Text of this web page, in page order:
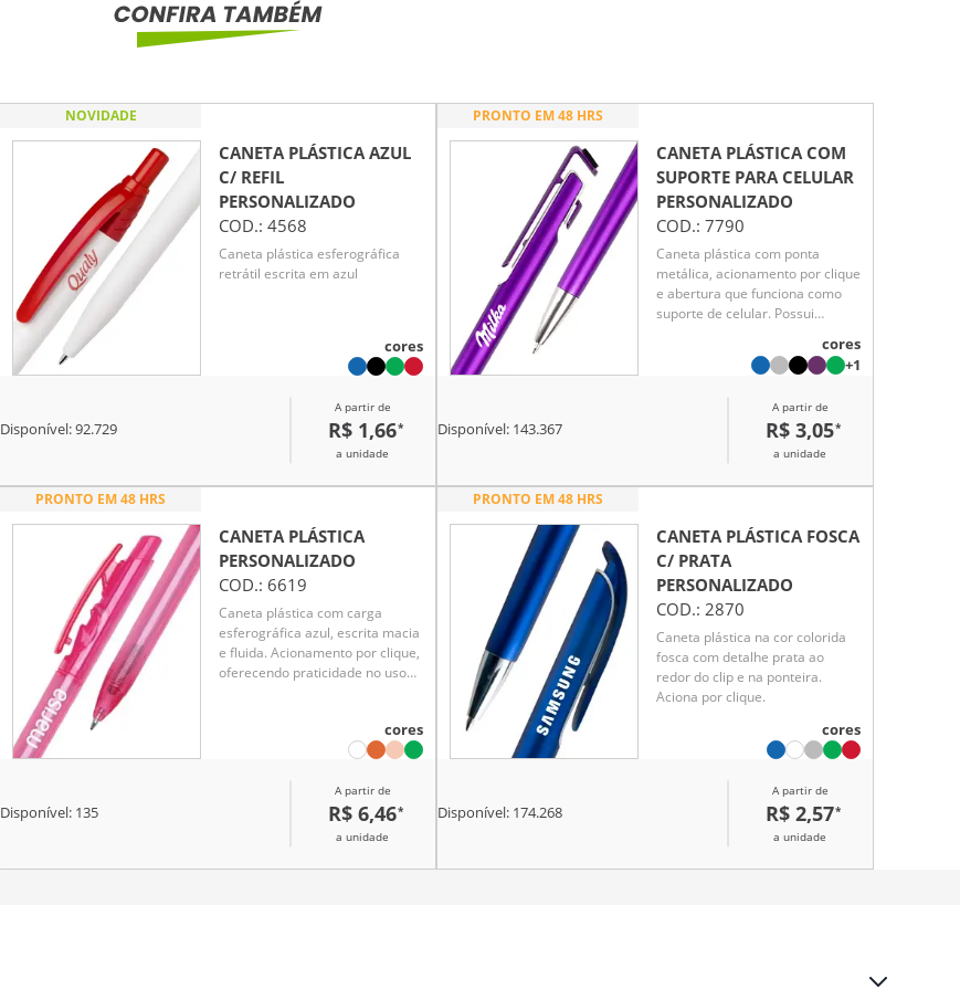
NOVIDADE
CANETA PLÁSTICA AZUL
C/ REFIL
PERSONALIZADO
COD.: 4568
Caneta plástica esferográfica
retrátil escrita em azul
cores
Disponível:92.729
A partir de
R$ 1,66*
a unidade
PRONTO EM 48 HRS
CANETA PLÁSTICA COM
SUPORTE PARA CELULAR
PERSONALIZADO
COD.: 7790
Caneta plástica com ponta
metálica, acionamento por clique
e abertura que funciona como
suporte de celular. Possui
feltro para limpeza de telas e
carga esferográfica azul de
cores
+1
Disponível: 143.367
A partir de
R$ 3,05*
a unidade
PRONTO EM 48 HRS
CANETA PLÁSTICA
PERSONALIZADO
COD.: 6619
Caneta plástica com carga
esferográfica azul, escrita macia
e fluida. Acionamento por clique,
oferecendo praticidade no uso
cores
Disponível: 135
A partir de
R$ 6,46*
a unidade
PRONTO EM 48 HRS
CANETA PLÁSTICA FOSCA
C/ PRATA
PERSONALIZADO
COD.: 2870
Caneta plástica na cor colorida
fosca com detalhe prata ao
redor do clip e na ponteira.
Aciona por clique.
cores
Disponível: 174.268
A partir de
R$ 2,57*
a unidade